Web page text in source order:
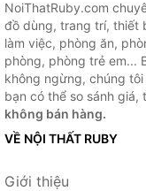
NoiThatRuby.com
đồ dùng, trang trí, thiết
làm việc, phòng ăn,
phòng, phòng trẻ em...
không ngừng, chúng
bạn có thể so sánh giá,
không bán hàng.
VỀ NỘI THẤT RUBY
Giới thiệu